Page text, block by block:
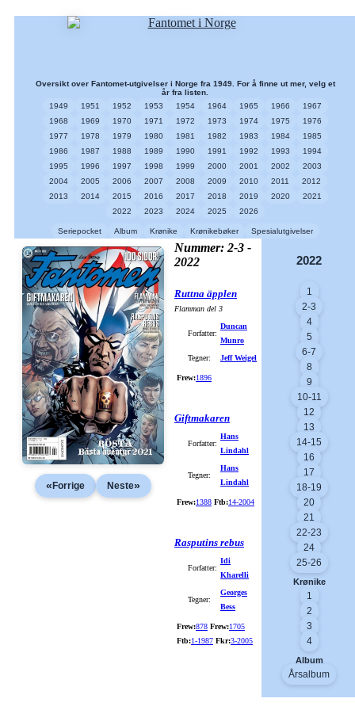
Oversikt over Fantomet-utgivelser i Norge fra 1949. For å finne ut mer, velg et
år fra listen.
1949
1951 1952 1953 1954 1964 1965 1966
1967
1968
1969 1970 1971 1972 1973 1974 1975
1976
1977
1978 1979 1980 1981 1982 1983 1984
1985
1986
1987 1988 1989 1990 1991 1992 1993
1994
1995
1996 1997 1998 1999 2000 2001 2002
2003
2004
2005 2006 2007 2008 2009 2010 2011
2012
2013
2014 2015 2016 2017 2018 2019 2020
2021
2022
2023 2024 2025 2026
Seriepocket Album Krønike Krønikebøker Spesialutgivelser
«Forrige Neste»
Nummer: 2-3 -
2022
Ruttna äpplen
Flamman del 3
Forfatter:
Duncan
Munro
Tegner:
Jeff Weigel
Frew:1896
Giftmakaren
Forfatter:
Hans
Lindahl
Tegner:
Hans
Lindahl
Frew:1388 Ftb:14-2004
Rasputins rebus
Forfatter:
Idi
Kharelli
Tegner:
Georges
Bess
Frew:878 Frew:1705
Ftb:1-1987 Fkr:3-2005
2022
1
2-3
4
5
6-7
8
9
10-11
12
13
14-15
16
17
18-19
20
21
22-23
24
25-26
Krønike
1
2
3
4
Album
Årsalbum